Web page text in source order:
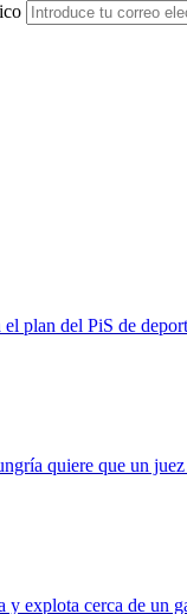
plan del PiS de
quiere que un
y explota cerca de un